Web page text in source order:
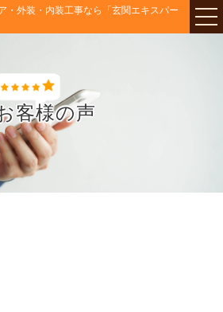
・外装・内装工事なら「玄関エキスパー
客様の声